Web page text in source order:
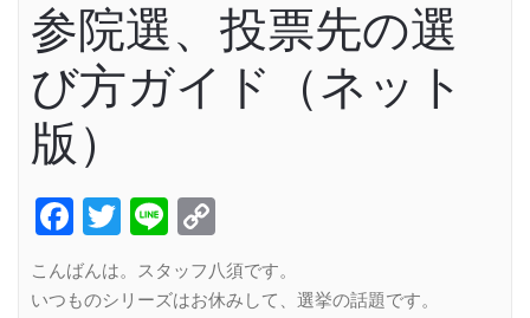
参院選、投票先の選
び方ガイド（ネット
版）
Facebook
Twitter
Line
Link
こんばんは。スタッフ八須です。
いつものシリーズはお休みして、選挙の話題です。